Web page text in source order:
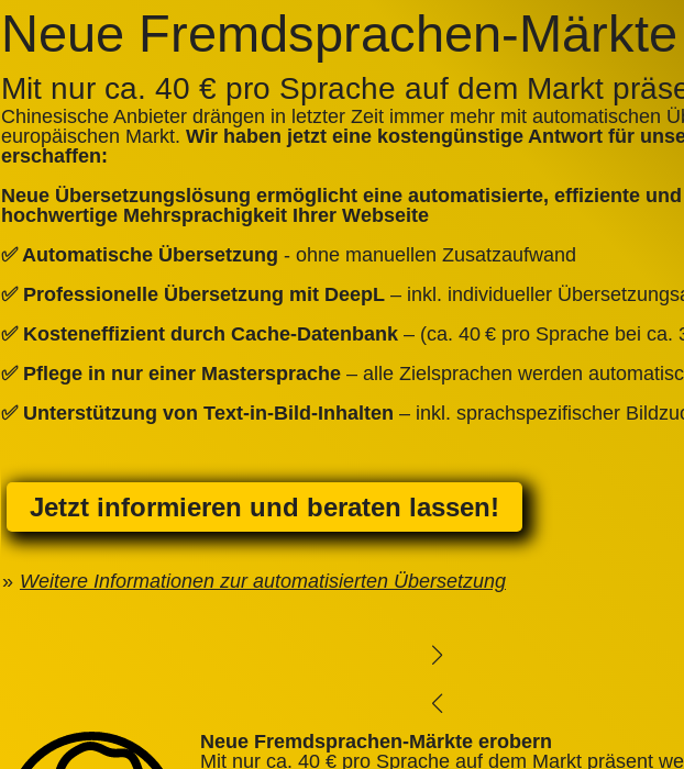
Neue Fremdsprachen-
Mit nur ca. 40 € pro Sprache auf dem Markt
Chinesische Anbieter drängen in letzter Zeit immer mehr mit automatischen
europäischen Markt. Wir haben jetzt eine kostengünstige Antwort für
erschaffen:
Neue Übersetzungslösung ermöglicht eine automatisierte, effiziente
hochwertige Mehrsprachigkeit Ihrer Webseite
✅ Automatische Übersetzung - ohne manuellen Zusatzaufwand
✅ Professionelle Übersetzung mit DeepL– inkl. individueller
✅ Kosteneffizient durch Cache‑Datenbank– (ca. 40 € pro Sprache bei ca.
✅ Pflege in nur einer Mastersprache– alle Zielsprachen werden
✅ Unterstützung von Text‑in‑Bild‑Inhalten – inkl. sprachspezifischer
Jetzt informieren und beraten lassen!
Weitere Informationen zur automatisierten Übersetzung
Neue Fremdsprachen-Märkte erobern
Mit nur ca. 40 € pro Sprache auf dem Markt präsent